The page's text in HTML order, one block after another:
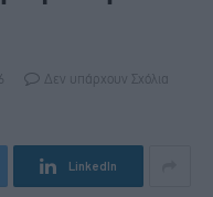
Δεν υπάρχουν Σχόλια
LinkedIn